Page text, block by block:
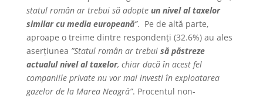
statul român ar trebui să adopte un nivel al taxelor
similar cu media europeană”. Pe de altă parte,
aproape o treime dintre respondenți (32.6%) au ales
aserțiunea ”Statul român ar trebui să păstreze
actualul nivel al taxelor, chiar dacă în acest fel
companiile private nu vor mai investi în exploatarea
gazelor de la Marea Neagră”. Procentul non-